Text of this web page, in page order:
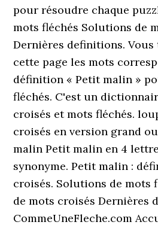
pour résoudre chaque
mots fléchés Solutions de
Dernières definitions.
cette page les mots
définition « Petit malin »
fléchés. C'est un
croisés et mots fléchés.
croisés en version grand
malin Petit malin en 4
synonyme. Petit malin :
croisés. Solutions de mots
de mots croisés Dernières
CommeUneFleche.com